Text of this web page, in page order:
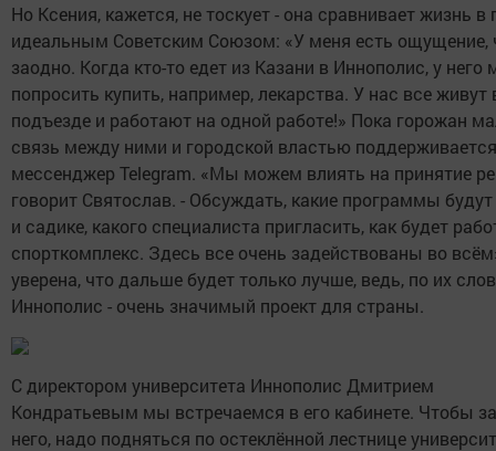
Но Ксения, кажется, не тоскует - она сравнивает жизнь в
идеальным Советским Союзом: «У меня есть ощущение,
заодно. Когда кто-то едет из Казани в Иннополис, у него
попросить купить, например, лекарства. У нас все
подъезде и работают на одной работе!» Пока горожан
связь между ними и городской властью
мессенджер Telegram. «Мы можем влиять на принятие
говорит Святослав. - Обсуждать, какие программы
и садике, какого специалиста пригласить, как будет
спорткомплекс. Здесь все очень задействованы во
уверена, что дальше будет только лучше, ведь, по их
Иннополис - очень значимый проект для страны.
С директором университета Иннополис Дмитрием
Кондратьевым мы встречаемся в его кабинете. Чтобы
него, надо подняться по остеклённой лестнице